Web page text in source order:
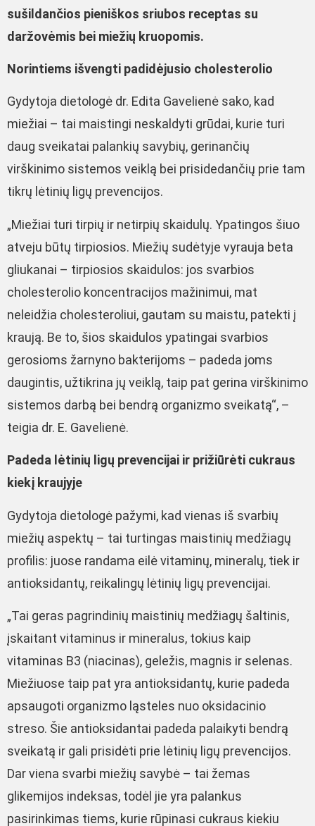
sušildančios pieniškos sriubos receptas su
daržovėmis bei miežių kruopomis.
Norintiems išvengti padidėjusio cholesterolio
Gydytoja dietologė dr. Edita Gavelienė sako, kad
miežiai – tai maistingi neskaldyti grūdai, kurie turi
daug sveikatai palankių savybių, gerinančių
virškinimo sistemos veiklą bei prisidedančių prie tam
tikrų lėtinių ligų prevencijos.
„Miežiai turi tirpių ir netirpių skaidulų. Ypatingos šiuo
atveju būtų tirpiosios. Miežių sudėtyje vyrauja beta
gliukanai – tirpiosios skaidulos: jos svarbios
cholesterolio koncentracijos mažinimui, mat
neleidžia cholesteroliui, gautam su maistu, patekti į
kraują. Be to, šios skaidulos ypatingai svarbios
gerosioms žarnyno bakterijoms – padeda joms
daugintis, užtikrina jų veiklą, taip pat gerina virškinimo
sistemos darbą bei bendrą organizmo sveikatą“, –
teigia dr. E. Gavelienė.
Padeda lėtinių ligų prevencijai ir prižiūrėti cukraus
kiekį kraujyje
Gydytoja dietologė pažymi, kad vienas iš svarbių
miežių aspektų – tai turtingas maistinių medžiagų
profilis: juose randama eilė vitaminų, mineralų, tiek ir
antioksidantų, reikalingų lėtinių ligų prevencijai.
„Tai geras pagrindinių maistinių medžiagų šaltinis,
įskaitant vitaminus ir mineralus, tokius kaip
vitaminas B3 (niacinas), geležis, magnis ir selenas.
Miežiuose taip pat yra antioksidantų, kurie padeda
apsaugoti organizmo ląsteles nuo oksidacinio
streso. Šie antioksidantai padeda palaikyti bendrą
sveikatą ir gali prisidėti prie lėtinių ligų prevencijos.
Dar viena svarbi miežių savybė – tai žemas
glikemijos indeksas, todėl jie yra palankus
pasirinkimas tiems, kurie rūpinasi cukraus kiekiu